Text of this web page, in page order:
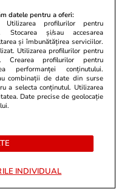
duce la o
27 iul.
un nou capitol.
poate schimba
datele pentru a oferi:
Utilizarea profilurilor pentru
Stocarea și/sau accesarea
și îmbunătățirea serviciilor.
Utilizarea profilurilor pentru
Crearea profilurilor pentru
performanței conținutului.
combinații de date din surse
a selecta conținutul. Utilizarea
Date precise de geolocație
INDIVIDUAL